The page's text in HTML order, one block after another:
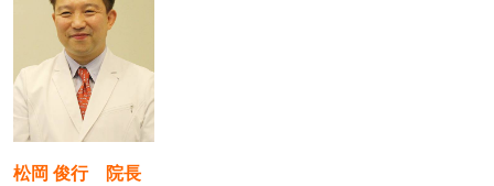
松岡 俊行 院長